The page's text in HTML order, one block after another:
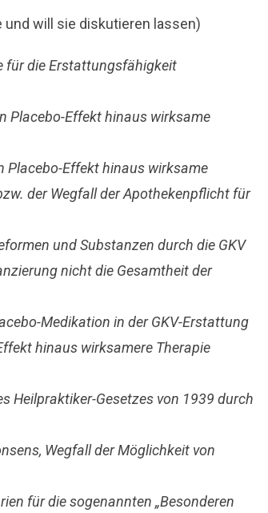
und will sie diskutieren lassen)
für die Erstattungsfähigkeit
Placebo-Effekt hinaus wirksame
Effekt hinaus wirksame
der Wegfall der Apothekenpflicht für
und Substanzen durch die GKV
nicht die Gesamtheit der
Medikation in der GKV-Erstattung
hinaus wirksamere Therapie
Heilpraktiker-Gesetzes von 1939 durch
Wegfall der Möglichkeit von
für die sogenannten „Besonderen